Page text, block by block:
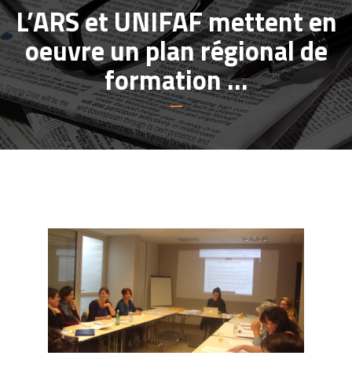
L’ARS et UNIFAF mettent en
oeuvre un plan régional de
formation …